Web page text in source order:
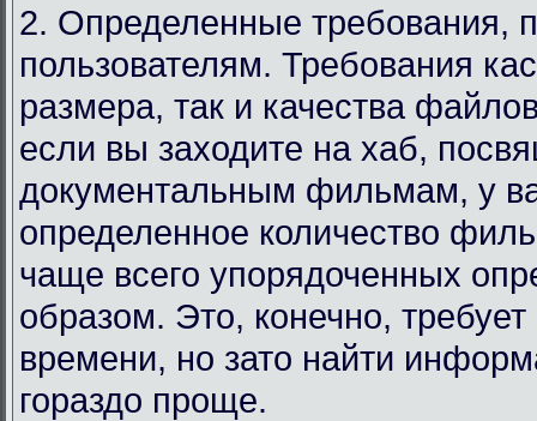
2. Определенные требования,
пользователям. Требования
размера, так и качества
если вы заходите на хаб,
документальным фильмам, у
определенное количество
чаще всего упорядоченных
образом. Это, конечно, требует
времени, но зато найти
гораздо проще.